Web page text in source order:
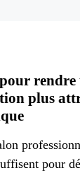
plus
pour